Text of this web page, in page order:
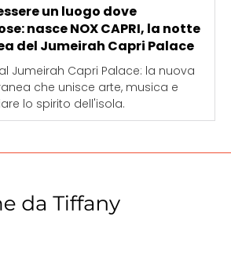
un luogo dove
nasce NOX CAPRI, la notte
del Jumeirah Capri Palace
Jumeirah Capri Palace: la nuova
che unisce arte, musica e
lo spirito dell'isola.